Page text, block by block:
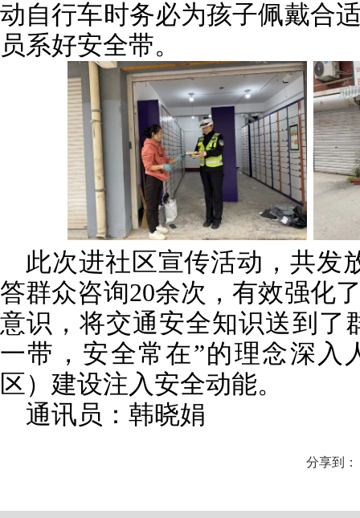
动自行车时务必为孩子佩戴合
员系好安全带。
此次进社区宣传活动，共发
答群众咨询20余次，有效强化
意识，将交通安全知识送到了
一带，安全常在”的理念深入
区）建设注入安全动能。
通讯员：韩晓娟
分享到：